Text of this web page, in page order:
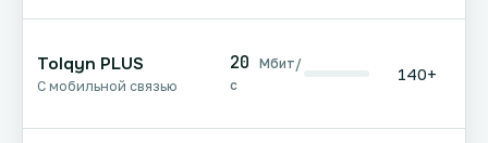
Tolqyn PLUS
С мобильной связью
20
Мбит/
с
140+